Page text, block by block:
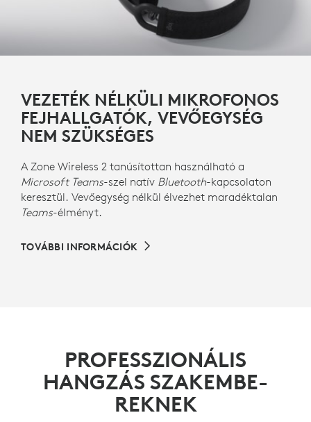
VEZETÉK NÉLKÜLI MIKROFONOS
FEJHALLGATÓK, VEVŐEGYSÉG
NEM SZÜKSÉGES
A Zone Wireless 2 tanúsítottan használható a
Microsoft Teams-szel natív Bluetooth-kapcsolaton
keresztül. Vevőegység nélkül élvezhet maradéktalan
Teams-élményt.
TOVÁBBI INFORMÁCIÓK
PROFESSZION­ÁLIS
HANGZÁS SZAKEMBE­
REKNEK